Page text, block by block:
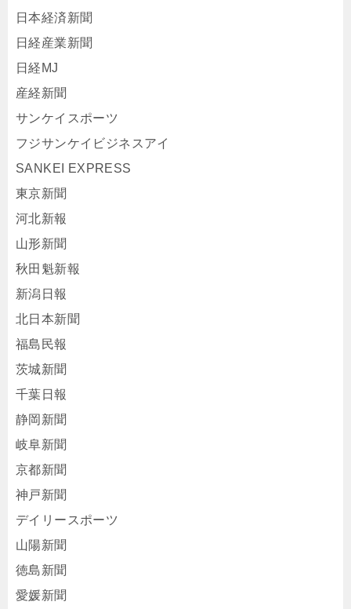
日本経済新聞
日経産業新聞
日経MJ
産経新聞
サンケイスポーツ
フジサンケイビジネスアイ
SANKEI EXPRESS
東京新聞
河北新報
山形新聞
秋田魁新報
新潟日報
北日本新聞
福島民報
茨城新聞
千葉日報
静岡新聞
岐阜新聞
京都新聞
神戸新聞
デイリースポーツ
山陽新聞
徳島新聞
愛媛新聞